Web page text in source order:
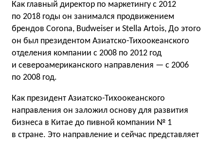
Как главный директор по маркетингу с 2012
по 2018 годы он занимался продвижением
брендов Corona, Budweiser и Stella Artois, До этого
он был президентом Азиатско-Тихоокеанского
отделения компании с 2008 по 2012 год
и североамериканского направления — с 2006
по 2008 год.
Как президент Азиатско-Тихоокеанского
направления он заложил основу для развития
бизнеса в Китае до пивной компании № 1
в стране. Это направление и сейчас представляет